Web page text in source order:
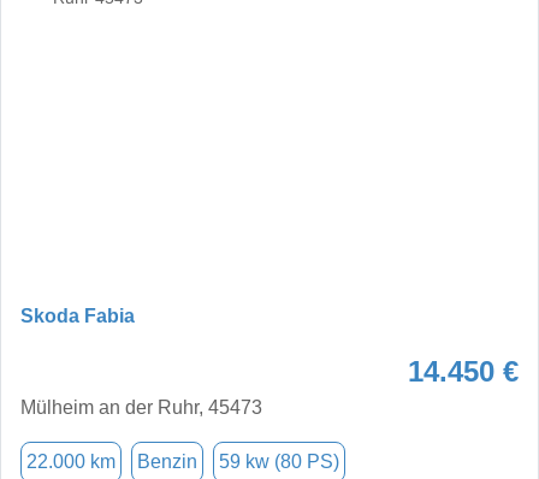
Skoda Fabia
14.450 €
Mülheim an der Ruhr, 45473
22.000 km Benzin 59 kw (80 PS)